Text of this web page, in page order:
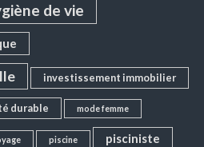
de vie
investissement immobilier
durable mode femme
piscine pisciniste